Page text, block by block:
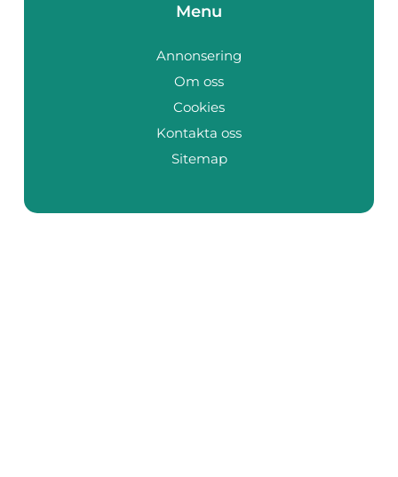
Menu
Annonsering
Om oss
Cookies
Kontakta oss
Sitemap